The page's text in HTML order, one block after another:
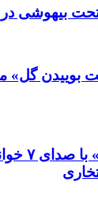
تحت بیهوشی
بوییدن گل»
آلبوم